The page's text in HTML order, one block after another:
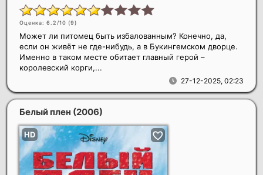
Оценка: 6.2/10 (9)
27-12-2025, 02:23
Может ли питомец быть избалованным? Конечно, да,
если он живёт не где-нибудь, а в Букингемском дворце.
Именно в таком месте обитает главный герой –
королевский корги,...
Белый плен (2006)